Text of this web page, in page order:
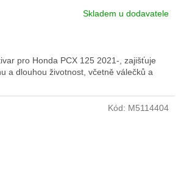
Skladem u dodavatele
pro Honda PCX 125 2021-, zajišťuje
a dlouhou životnost, včetně válečků a
Kód: M5114404